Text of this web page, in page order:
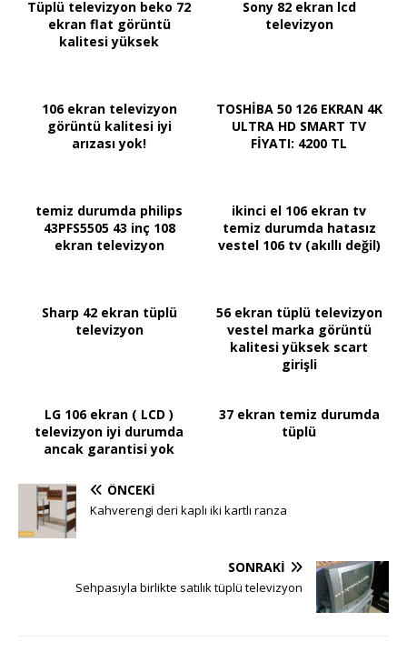
Tüplü televizyon beko 72
ekran flat görüntü
kalitesi yüksek
Sony 82 ekran lcd
televizyon
106 ekran televizyon
görüntü kalitesi iyi
arızası yok!
TOSHİBA 50 126 EKRAN 4K
ULTRA HD SMART TV
FİYATI: 4200 TL
temiz durumda philips
43PFS5505 43 inç 108
ekran televizyon
ikinci el 106 ekran tv
temiz durumda hatasız
vestel 106 tv (akıllı değil)
Sharp 42 ekran tüplü
televizyon
56 ekran tüplü televizyon
vestel marka görüntü
kalitesi yüksek scart
girişli
LG 106 ekran ( LCD )
televizyon iyi durumda
ancak garantisi yok
37 ekran temiz durumda
tüplü
ÖNCEKI
Kahverengi deri kaplı iki kartlı ranza
SONRAKI
Sehpasıyla birlikte satılık tüplü televizyon